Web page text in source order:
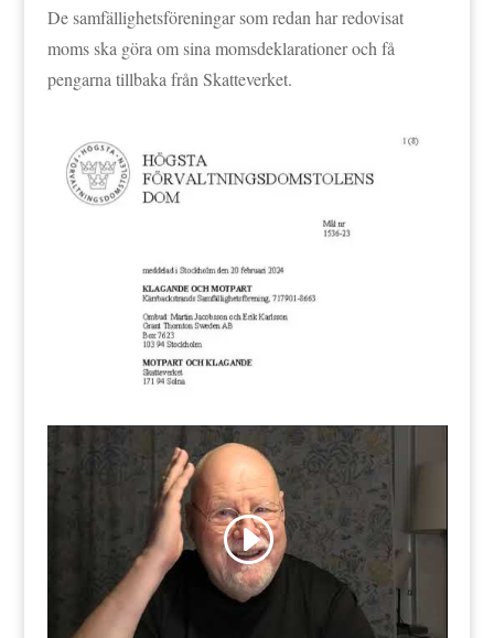
De samfällighetsföreningar som redan har redovisat
moms ska göra om sina momsdeklarationer och få
pengarna tillbaka från Skatteverket.